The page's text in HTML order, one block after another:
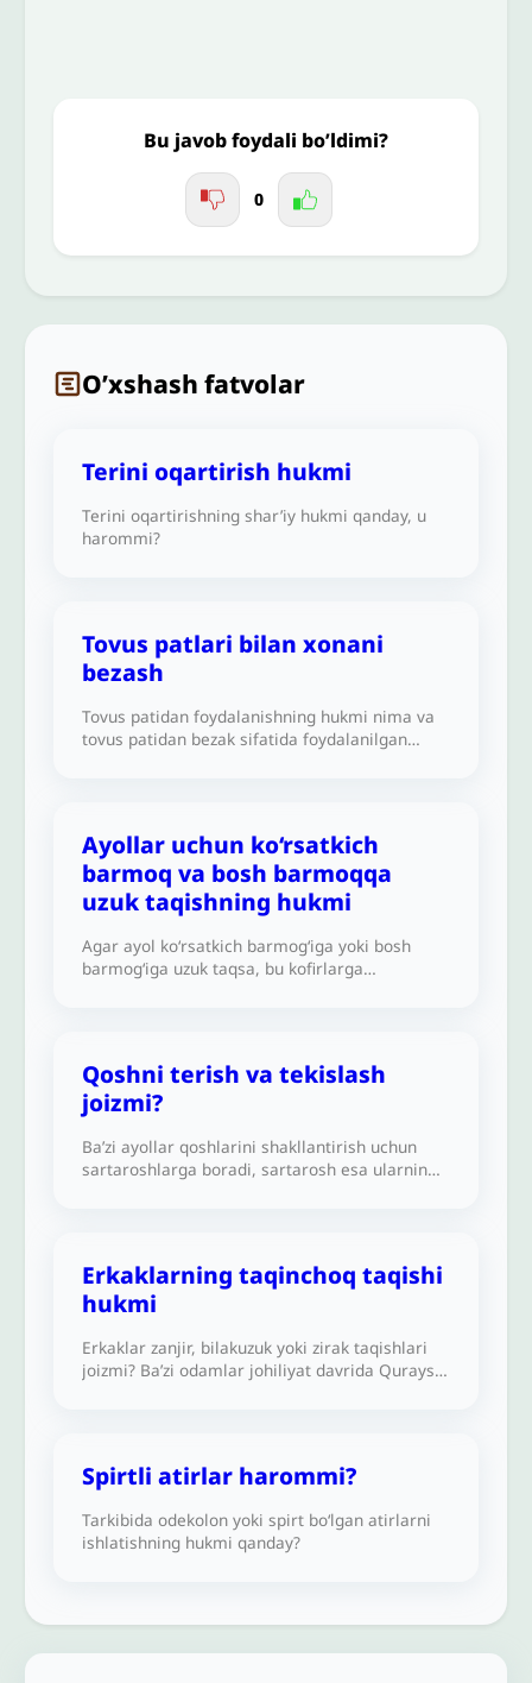
Bu javob foydali bo’ldimi?
0
O’xshash fatvolar
Terini oqartirish hukmi
Terini oqartirishning shar’iy hukmi qanday, u
harommi?
Tovus patlari bilan xonani
bezash
Tovus patidan foydalanishning hukmi nima va
tovus patidan bezak sifatida foydalanilgan
Ayollar uchun ko‘rsatkich
barmoq va bosh barmoqqa
uzuk taqishning hukmi
Agar ayol ko‘rsatkich barmog‘iga yoki bosh
barmog‘iga uzuk taqsa, bu kofirlarga
Qoshni terish va tekislash
joizmi?
Ba’zi ayollar qoshlarini shakllantirish uchun
sartaroshlarga boradi, sartarosh esa ularning
Erkaklarning taqinchoq taqishi
hukmi
Erkaklar zanjir, bilakuzuk yoki zirak taqishlari
joizmi? Ba’zi odamlar johiliyat davrida Quraysh
Spirtli atirlar harommi?
Tarkibida odekolon yoki spirt bo‘lgan atirlarni
ishlatishning hukmi qanday?